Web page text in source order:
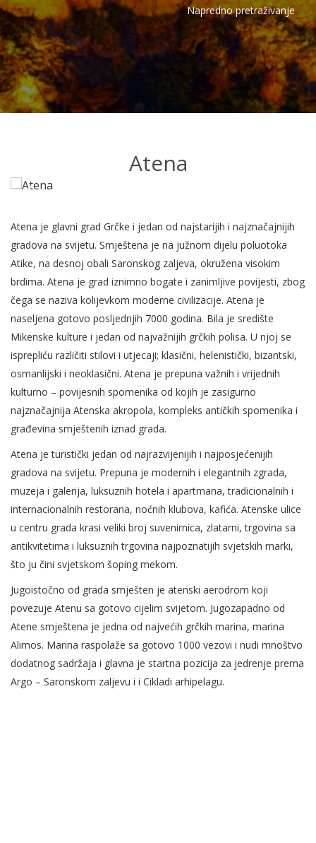
Napredno pretraživanje
Atena
Atena je glavni grad Grčke i jedan od najstarijih i najznačajnijih
gradova na svijetu. Smještena je na južnom dijelu poluotoka
Atike, na desnoj obali Saronskog zaljeva, okružena visokim
brdima. Atena je grad iznimno bogate i zanimljive povijesti, zbog
čega se naziva kolijevkom moderne civilizacije. Atena je
naseljena gotovo posljednjih 7000 godina. Bila je središte
Mikenske kulture i jedan od najvažnijih grčkih polisa. U njoj se
isprepliću različiti stilovi i utjecaji; klasični, helenistički, bizantski,
osmanlijski i neoklasični. Atena je prepuna važnih i vrijednih
kulturno – povijesnih spomenika od kojih je zasigurno
najznačajnija Atenska akropola, kompleks antičkih spomenika i
građevina smještenih iznad grada.
Atena je turistički jedan od najrazvijenijih i najposjećenijih
gradova na svijetu. Prepuna je modernih i elegantnih zgrada,
muzeja i galerija, luksuznih hotela i apartmana, tradicionalnih i
internacionalnih restorana, noćnih klubova, kafića. Atenske ulice
u centru grada krasi veliki broj suvenirnica, zlatarni, trgovina sa
antikvitetima i luksuznih trgovina najpoznatijih svjetskih marki,
što ju čini svjetskom šoping mekom.
Jugoistočno od grada smješten je atenski aerodrom koji
povezuje Atenu sa gotovo cijelim svijetom. Jugozapadno od
Atene smještena je jedna od najvećih grčkih marina, marina
Alimos. Marina raspolaže sa gotovo 1000 vezovi i nudi mnoštvo
dodatnog sadržaja i glavna je startna pozicija za jedrenje prema
Argo – Saronskom zaljevu i i Cikladi arhipelagu.